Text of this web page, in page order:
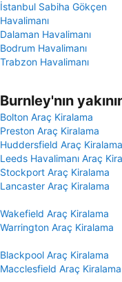
İstanbul Sabiha Gökçen
Havalimanı
Dalaman Havalimanı
Bodrum Havalimanı
Trabzon Havalimanı
Burnley'nın
Bolton Araç Kiralama
Preston Araç Kiralama
Huddersfield Araç Kiralama
Leeds Havalimanı Araç
Stockport Araç Kiralama
Lancaster Araç Kiralama
Wakefield Araç Kiralama
Warrington Araç Kiralama
Blackpool Araç Kiralama
Macclesfield Araç Kiralama